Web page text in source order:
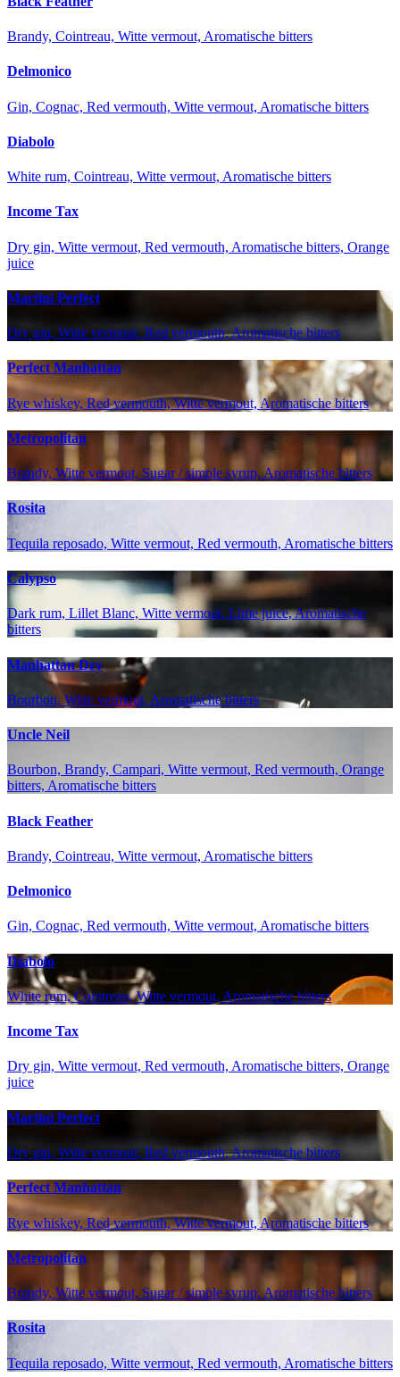
Brandy, Cointreau, Witte vermout, Aromatische bitters
Delmonico
Gin, Cognac, Red vermouth, Witte vermout, Aromatische bitters
Diabolo
White rum, Cointreau, Witte vermout, Aromatische bitters
Income Tax
Dry gin, Witte vermout, Red vermouth, Aromatische bitters, Orange
juice
Martini Perfect
Dry gin, Witte vermout, Red vermouth, Aromatische bitters
Perfect Manhattan
Rye whiskey, Red vermouth, Witte vermout, Aromatische bitters
Metropolitan
Brandy, Witte vermout, Sugar / simple syrup, Aromatische bitters
Rosita
Tequila reposado, Witte vermout, Red vermouth, Aromatische bitters
Calypso
Dark rum, Lillet Blanc, Witte vermout, Lime juice, Aromatische
bitters
Manhattan Dry
Bourbon, Witte vermout, Aromatische bitters
Uncle Neil
Bourbon, Brandy, Campari, Witte vermout, Red vermouth, Orange
bitters, Aromatische bitters
Black Feather
Brandy, Cointreau, Witte vermout, Aromatische bitters
Delmonico
Gin, Cognac, Red vermouth, Witte vermout, Aromatische bitters
Diabolo
White rum, Cointreau, Witte vermout, Aromatische bitters
Income Tax
Dry gin, Witte vermout, Red vermouth, Aromatische bitters, Orange
juice
Martini Perfect
Dry gin, Witte vermout, Red vermouth, Aromatische bitters
Perfect Manhattan
Rye whiskey, Red vermouth, Witte vermout, Aromatische bitters
Metropolitan
Brandy, Witte vermout, Sugar / simple syrup, Aromatische bitters
Rosita
Tequila reposado, Witte vermout, Red vermouth, Aromatische bitters